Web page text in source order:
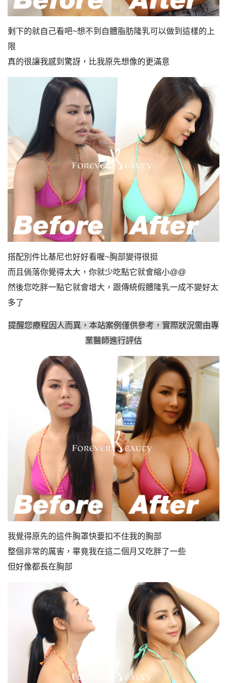
剩下的就自己看吧~想不到自體脂肪隆乳可以做到這樣的上
限
真的很讓我感到驚訝，比我原先想像的更滿意
搭配別件比基尼也好好看喔~胸部變得很挺
而且倘落你覺得太大，你就少吃點它就會縮小@@
然後您吃胖一點它就會增大，跟傳統假體隆乳一成不變好太
多了
提醒您療程因人而異，本站案例僅供參考，實際狀況需由專
業醫師進行評估
我覺得原先的這件胸罩快要扣不住我的胸部
整個非常的厲害，畢竟我在這二個月又吃胖了一些
但好像都長在胸部